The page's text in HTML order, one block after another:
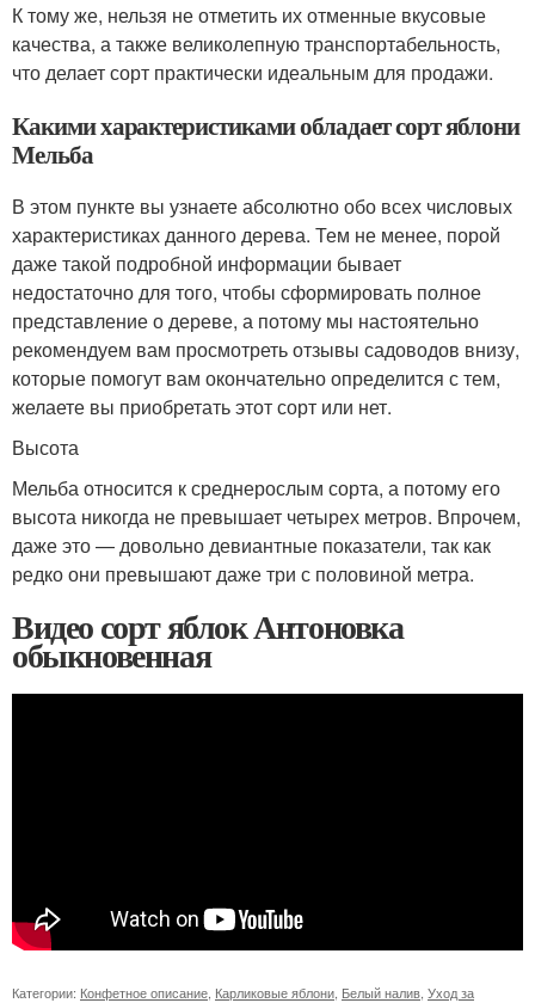
К тому же, нельзя не отметить их отменные вкусовые
качества, а также великолепную транспортабельность,
что делает сорт практически идеальным для продажи.
Какими характеристиками обладает сорт яблони
Мельба
В этом пункте вы узнаете абсолютно обо всех числовых
характеристиках данного дерева. Тем не менее, порой
даже такой подробной информации бывает
недостаточно для того, чтобы сформировать полное
представление о дереве, а потому мы настоятельно
рекомендуем вам просмотреть отзывы садоводов внизу,
которые помогут вам окончательно определится с тем,
желаете вы приобретать этот сорт или нет.
Высота
Мельба относится к среднерослым сорта, а потому его
высота никогда не превышает четырех метров. Впрочем,
даже это — довольно девиантные показатели, так как
редко они превышают даже три с половиной метра.
Видео сорт яблок Антоновка
обыкновенная
Категории: Конфетное описание Карликовые яблони Белый налив Уход за